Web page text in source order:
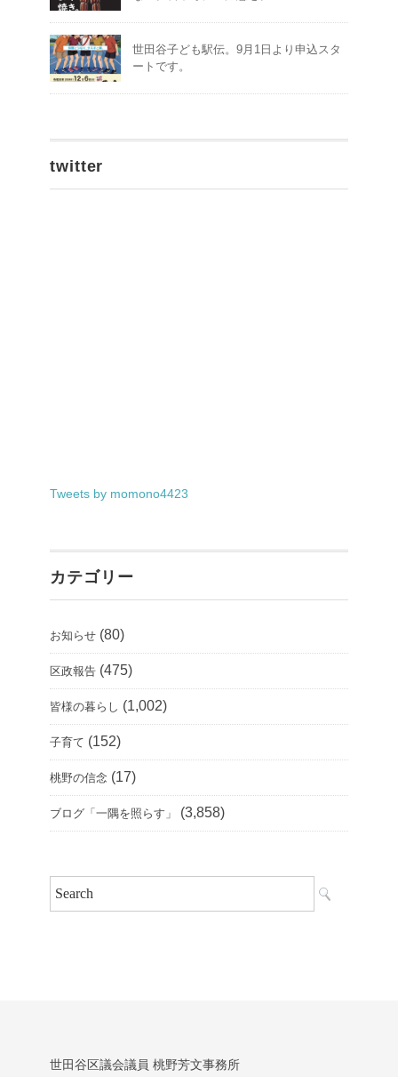
世田谷子ども駅伝。9月1日より申込スタ
ートです。
twitter
Tweets by momono4423
カテゴリー
お知らせ (80)
区政報告 (475)
皆様の暮らし (1,002)
子育て (152)
桃野の信念 (17)
ブログ「一隅を照らす」 (3,858)
世田谷区議会議員 桃野芳文事務所